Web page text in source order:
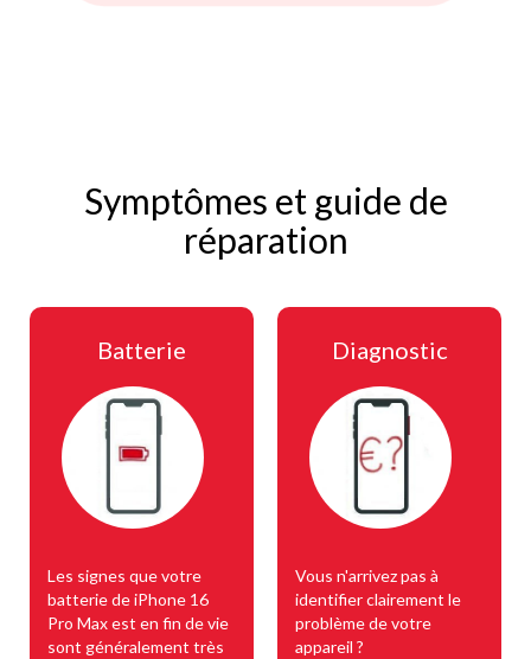
Symptômes et guide de
réparation
Batterie
Les signes que votre
batterie de iPhone 16
Pro Max est en fin de vie
sont généralement très
Diagnostic
Vous n'arrivez pas à
identifier clairement le
problème de votre
appareil ?